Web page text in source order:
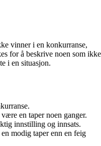
vinner i en konkurranse,
for å beskrive noen som ikke
i en situasjon.
en taper noen ganger.
innstilling og innsats.
modig taper enn en feig